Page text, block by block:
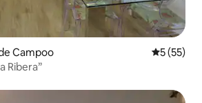
Campoo 5 av 5 i
5 (55)
Ribera”